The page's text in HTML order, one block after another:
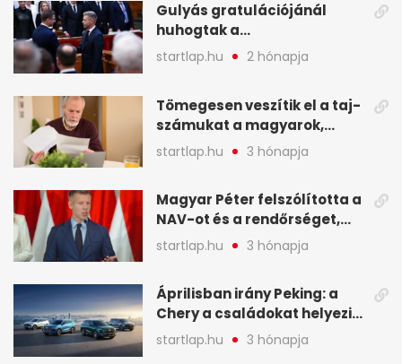
Gulyás gratulációjánál
huhogtak a
leghangosabban, miután
Magyart miniszterelnökké
legfontosabb hírei
képekben
startlap.hu 2 hónapja
Tömegesen veszítik el a taj-
számukat a magyarok,
sokak ellen eljárást indít a
NAV - A hét hírei képekben
startlap.hu 3 hónapja
Magyar Péter felszólította a
NAV-ot és a rendőrséget,
tartóztassák le a NER-es
oligarchákat - A hét
startlap.hu 3 hónapja
Áprilisban irány Peking: a
Chery a családokat helyezi
globális mobilitási
programja középpontjába
startlap.hu 3 hónapja